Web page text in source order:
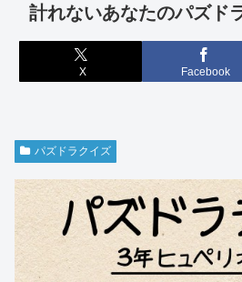
計れないあなたのパズド
X Facebook
パズドラクイズ